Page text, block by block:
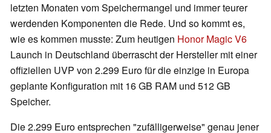
letzten Monaten vom Speichermangel und immer teurer
werdenden Komponenten die Rede. Und so kommt es,
wie es kommen musste: Zum heutigen Honor Magic V6
Launch in Deutschland überrascht der Hersteller mit einer
offiziellen UVP von 2.299 Euro für die einzige in Europa
geplante Konfiguration mit 16 GB RAM und 512 GB
Speicher.
Die 2.299 Euro entsprechen "zufälligerweise" genau jener